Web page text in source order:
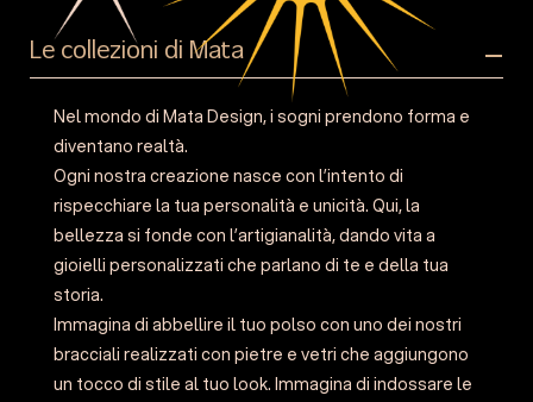
Le collezioni di Mata
Nel mondo di Mata Design, i sogni prendono forma e
diventano realtà.
Ogni nostra creazione nasce con l’intento di
rispecchiare la tua personalità e unicità. Qui, la
bellezza si fonde con l’artigianalità, dando vita a
gioielli personalizzati che parlano di te e della tua
storia.
Immagina di abbellire il tuo polso con uno dei nostri
bracciali realizzati con pietre e vetri che aggiungono
un tocco di stile al tuo look. Immagina di indossare le